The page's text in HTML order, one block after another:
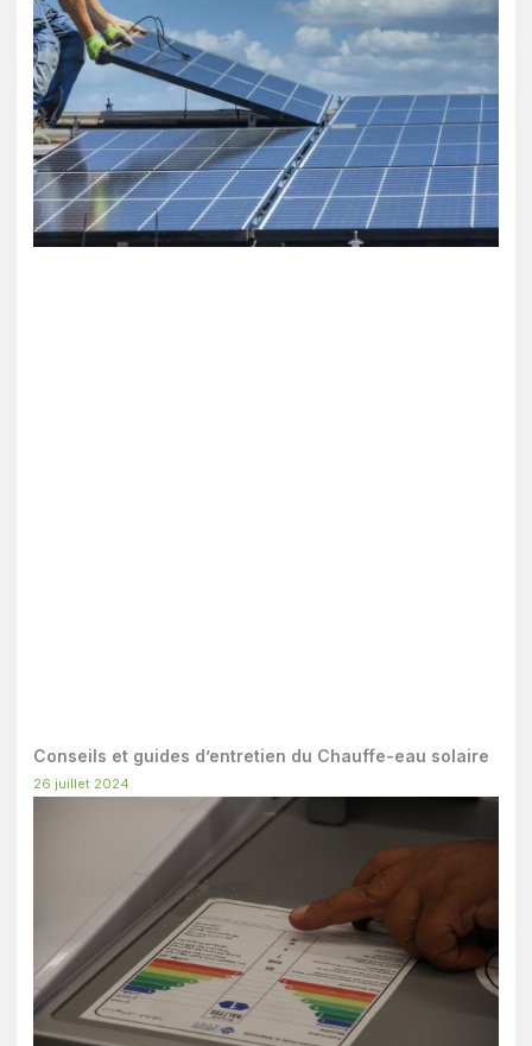
Conseils et guides d’entretien du Chauffe-eau solaire
26 juillet 2024